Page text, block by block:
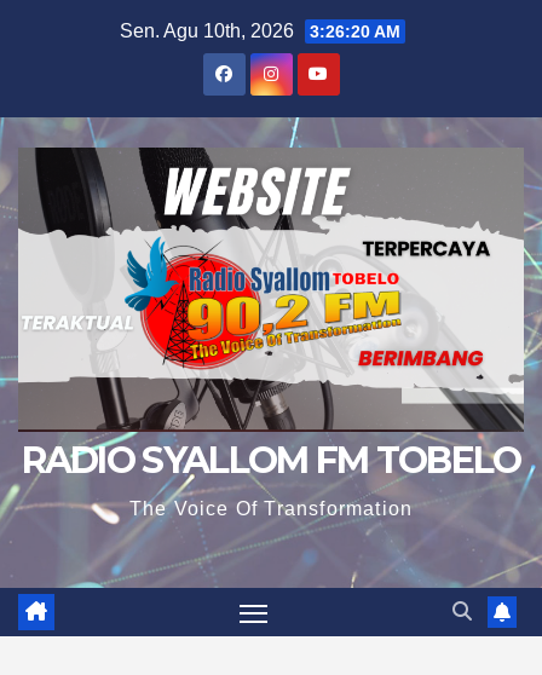
Sen. Agu 10th, 2026 3:26:21 AM
RADIO SYALLOM FM TOBELO
The Voice Of Transformation